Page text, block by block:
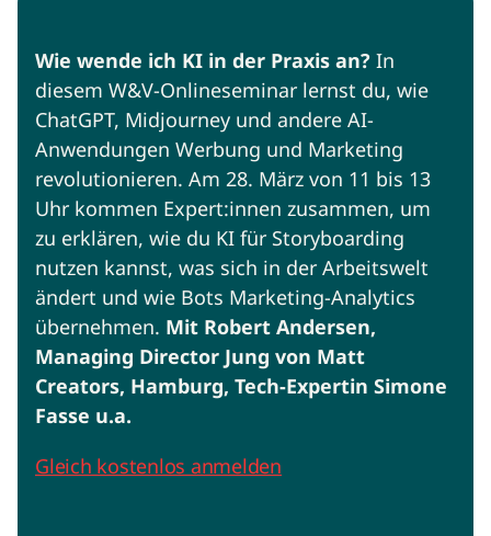
Wie wende ich KI in der Praxis an? In
diesem W&V-Onlineseminar lernst du, wie
ChatGPT, Midjourney und andere AI-
Anwendungen Werbung und Marketing
revolutionieren. Am 28. März von 11 bis 13
Uhr kommen Expert:innen zusammen, um
zu erklären, wie du KI für Storyboarding
nutzen kannst, was sich in der Arbeitswelt
ändert und wie Bots Marketing-Analytics
übernehmen. Mit Robert Andersen,
Managing Director Jung von Matt
Creators, Hamburg, Tech-Expertin Simone
Fasse u.a.
Gleich kostenlos anmelden